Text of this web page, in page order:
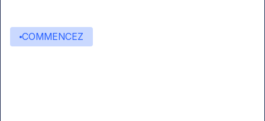
COMMENCEZ